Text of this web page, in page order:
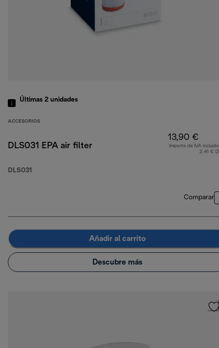
Últimas 2 unidades
ACCESORIOS
DLS031 EPA air filter
DLS031
13,90 €
Importe de IVA
2,41 €
Comparar
Añadir al carrito
Descubre más